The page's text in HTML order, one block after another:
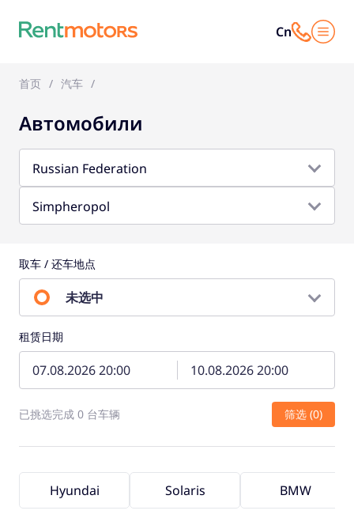
Cn
首页 汽车
Автомобили
Russian Federation
Simpheropol
取车 / 还车地点
未选中
租赁日期
已挑选完成 0 台车辆 筛选 (0)
Hyundai Solaris BMW